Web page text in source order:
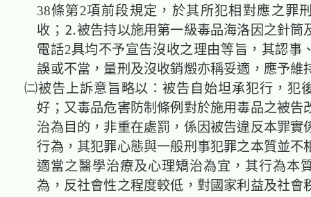
38條第2項前段規定，於其所犯相對應之罪
收；⒉被告持以施用第一級毒品海洛因之針筒
電話2具均不予宣告沒收之理由等旨，其認事
誤或不當，量刑及沒收銷燬亦稱妥適，應予維
㈡被告上訴意旨略以：被告自始坦承犯行，犯
好；又毒品危害防制條例對於施用毒品之被告
治為目的，非重在處罰，係因被告違反本罪實
行為，其犯罪心態與一般刑事犯罪之本質並不
適當之醫學治療及心理矯治為宜，其行為本
為，反社會性之程度較低，對國家利益及社會